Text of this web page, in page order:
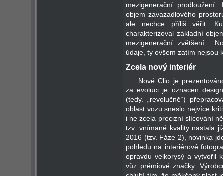
mezigenerační
objem zavazadlového
ale nechce příliš věřit.
charakterizoval základní
mezigenerační zvětšení...
údaje, ty ovšem zatím nejsou
Zcela nový interiér
Nové Clio je
za evoluci je označen
(tedy. „revolučně“)
oblast vozu sneslo nejvíce
i ne zcela precizní slícování
tzv. vnímané kvality nastala
2016 (tzv. Fáze 2), novinka
pohledu na interiérové
opravdu velkorysý a vytvořil
vůz prémiové značky.